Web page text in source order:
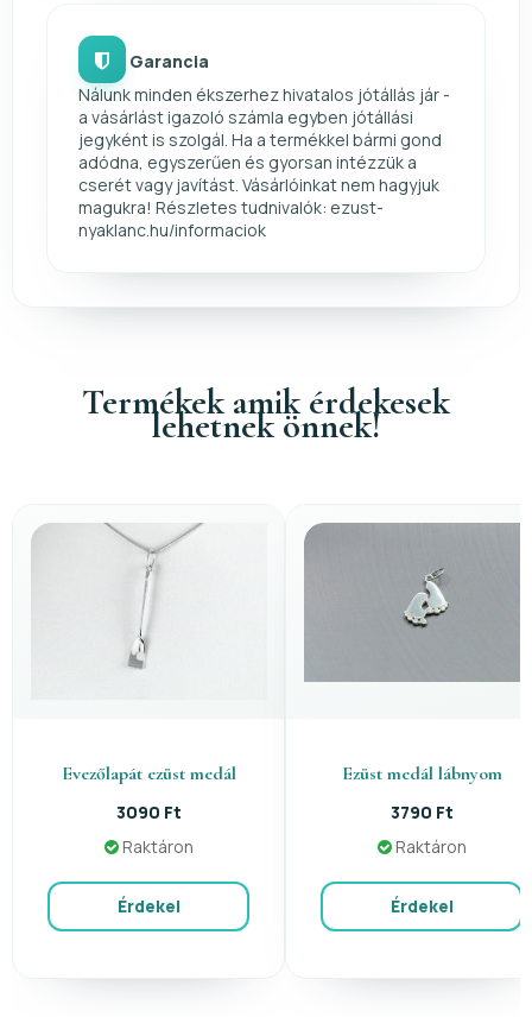
Garancia
Nálunk minden ékszerhez hivatalos jótállás jár -
a vásárlást igazoló számla egyben jótállási
jegyként is szolgál. Ha a termékkel bármi gond
adódna, egyszerűen és gyorsan intézzük a
cserét vagy javítást. Vásárlóinkat nem hagyjuk
magukra! Részletes tudnivalók: ezust-
nyaklanc.hu/informaciok
Termékek amik érdekesek
lehetnek önnek!
Evezőlapát ezüst medál
3090 Ft
Raktáron
Érdekel
Ezüst medál lábnyom
3790 Ft
Raktáron
Érdekel